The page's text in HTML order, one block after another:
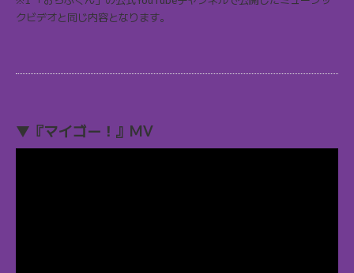
クビデオと同じ内容となります。
▼『マイゴー！』MV